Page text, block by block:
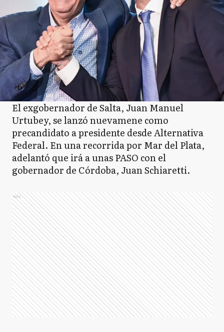
El exgobernador de Salta, Juan Manuel
Urtubey, se lanzó nuevamene como
precandidato a presidente desde Alternativa
Federal. En una recorrida por Mar del Plata,
adelantó que irá a unas PASO con el
gobernador de Córdoba, Juan Schiaretti.
Ads